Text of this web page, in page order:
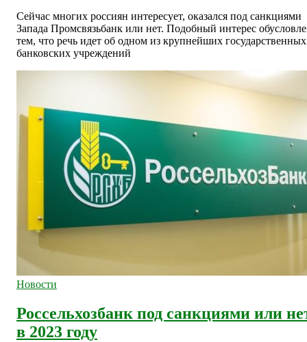
Сейчас многих россиян интересует, оказался под санкциями
Запада Промсвязьбанк или нет. Подобный интерес
тем, что речь идет об одном из крупнейших государственных
банковских учреждений
Новости
Россельхозбанк под санкциями или
в 2023 году